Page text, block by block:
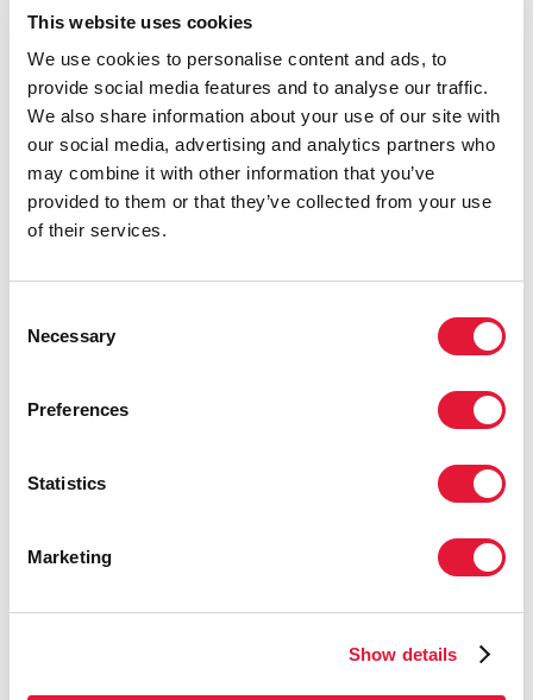
This website uses cookies
We use cookies to personalise content and ads, to
provide social media features and to analyse our traffic.
We also share information about your use of our site with
our social media, advertising and analytics partners who
may combine it with other information that you’ve
provided to them or that they’ve collected from your use
of their services.
Selection
Necessary
Preferences
Statistics
Marketing
Show details
Глобальное партнерство по искоренению всех форм